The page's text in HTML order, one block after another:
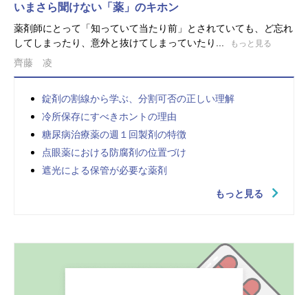
いまさら聞けない「薬」のキホン
薬剤師にとって「知っていて当たり前」とされていても、ど忘れ
してしまったり、意外と抜けてしまっていたり...
もっと見る
齊藤 凌
錠剤の割線から学ぶ、分割可否の正しい理解
冷所保存にすべきホントの理由
糖尿病治療薬の週１回製剤の特徴
点眼薬における防腐剤の位置づけ
遮光による保管が必要な薬剤
もっと見る